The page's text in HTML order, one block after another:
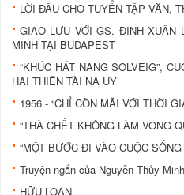
LỜI ĐẦU CHO TUYỂN TẬP VĂN,
GIAO LƯU VỚI GS. ĐINH XUÂN
MINH TẠI BUDAPEST
“KHÚC HÁT NÀNG SOLVEIG”,
HAI THIÊN TÀI NA UY
1956 - “CHỈ CÒN MÃI VỚI THỜI
“THÀ CHẾT KHÔNG LÀM VONG
“MỘT BƯỚC ĐI VÀO CUỘC SỐNG
Truyện ngắn của Nguyễn Thủy
HỮU LOAN